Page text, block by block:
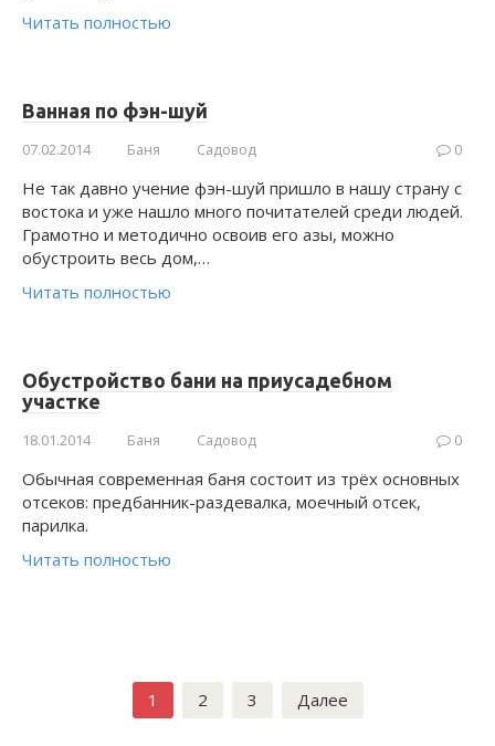
Читать полностью
Ванная по фэн-шуй
07.02.2014 Баня Садовод 0
Не так давно учение фэн-шуй пришло в нашу страну с
востока и уже нашло много почитателей среди людей.
Грамотно и методично освоив его азы, можно
обустроить весь дом,…
Читать полностью
Обустройство бани на приусадебном
участке
18.01.2014 Баня Садовод 0
Обычная современная баня состоит из трёх основных
отсеков: предбанник-раздевалка, моечный отсек,
парилка.
Читать полностью
1 2 3 Далее